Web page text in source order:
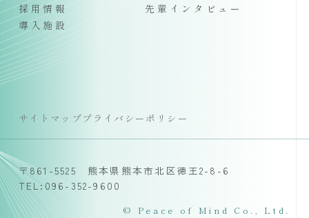
採用情報
先輩インタビュー
導入施設
サイトマップ プライバシーポリシー
〒861-5525 熊本県熊本市北区徳王2-8-6
TEL:096-352-9600
© Peace of Mind Co., Ltd.